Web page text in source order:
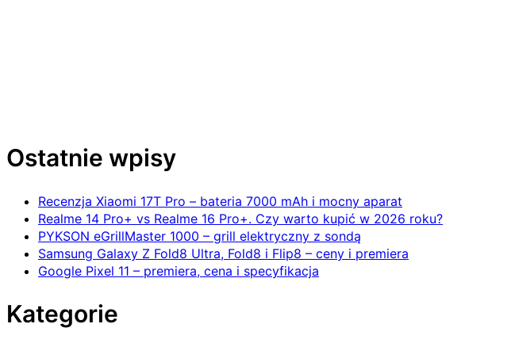
Ostatnie wpisy
Recenzja Xiaomi 17T Pro – bateria 7000 mAh i mocny aparat
Realme 14 Pro+ vs Realme 16 Pro+. Czy warto kupić w 2026 roku?
PYKSON eGrillMaster 1000 – grill elektryczny z sondą
Samsung Galaxy Z Fold8 Ultra, Fold8 i Flip8 – ceny i premiera
Google Pixel 11 – premiera, cena i specyfikacja
Kategorie